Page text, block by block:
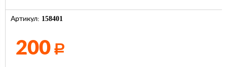
Артикул: 158401
200 Р